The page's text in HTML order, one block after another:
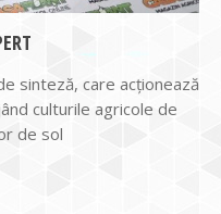
sinteză, care acţionează
culturile agricole de
de sol